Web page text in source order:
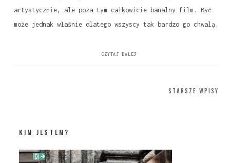
artystycznie, ale poza tym całkowicie banalny film. Być
może jednak właśnie dlatego wszyscy tak bardzo go chwalą.
CZYTAJ DALEJ
wpisach
STARSZE WPISY
KIM JESTEM?